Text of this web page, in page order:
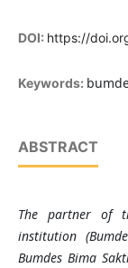
DOI: https://
Keywords:
ABSTRACT
The partner of
institution
Bumdes Bima